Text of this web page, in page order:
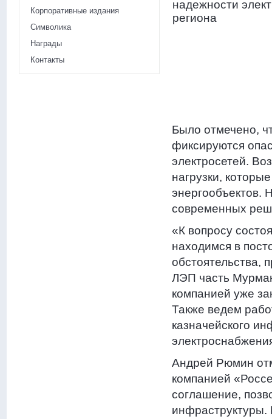
Корпоративные издания
Символика
Награды
Контакты
Было отмечено,
фиксируются
электросетей.
нагрузки,
энергообъектов.
современных
«К вопросу
находимся в
обстоятельства,
ЛЭП часть
компанией уже
Также ведем
казначейского
Андрей Рюмин
компанией
соглашение,
инфраструктуры.